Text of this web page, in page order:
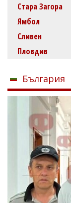
Стара Загора
Ямбол
Сливен
Пловдив
България